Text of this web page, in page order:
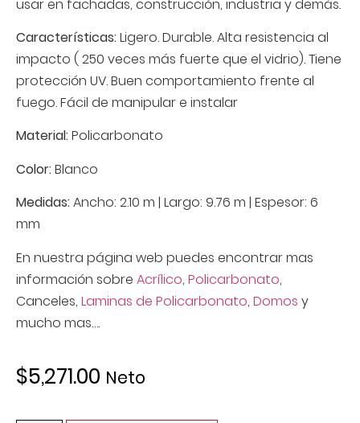
usar en fachadas, construcción, industria y demás.
Características:Ligero. Durable. Alta resistencia al
impacto ( 250 veces más fuerte que el vidrio). Tiene
protección UV. Buen comportamiento frente al
fuego. Fácil de manipular e instalar
Material:Policarbonato
Color:Blanco
Medidas:Ancho: 2.10 m | Largo: 9.76 m | Espesor: 6
mm
En nuestra página web puedes encontrar mas
información sobre Acrílico, Policarbonato,
Canceles, Laminas de Policarbonato, Domos y
mucho mas….
$5,271.00 Neto